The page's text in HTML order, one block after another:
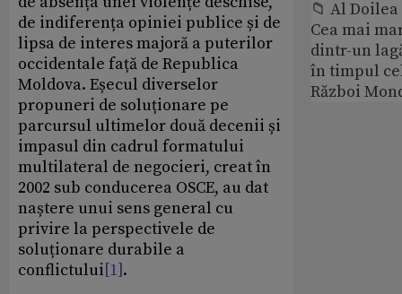
de indiferența opiniei publice și de
lipsa de interes majoră a puterilor
occidentale față de Republica
Moldova. Eșecul diverselor
propuneri de soluționare pe
parcursul ultimelor două decenii și
impasul din cadrul formatului
multilateral de negocieri, creat în
2002 sub conducerea OSCE, au dat
naștere unui sens general cu
privire la perspectivele de
soluționare durabile a
conflictului[1].
📁 Al
Cea mai
dintr-un
în timpul
Război